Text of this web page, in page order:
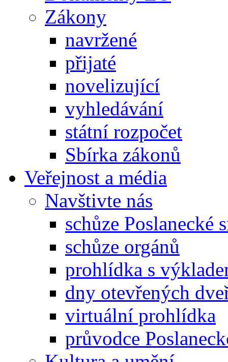
Zákony
navržené
přijaté
novelizující
vyhledávání
státní rozpočet
Sbírka zákonů
Veřejnost a média
Navštivte nás
schůze Poslanecké
schůze orgánů
prohlídka s
dny otevřených
virtuální prohlídka
průvodce